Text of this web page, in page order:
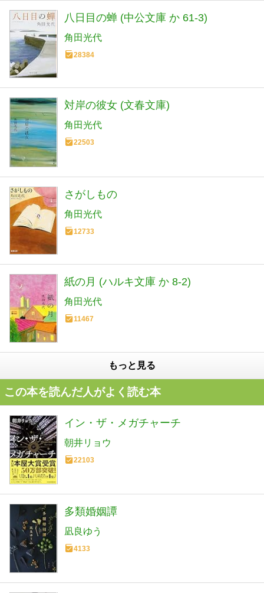
八日目の蝉 (中公文庫 か 61-3)
角田光代
28384
対岸の彼女 (文春文庫)
角田光代
22503
さがしもの
角田光代
12733
紙の月 (ハルキ文庫 か 8-2)
角田光代
11467
もっと見る
この本を読んだ人がよく読む本
イン・ザ・メガチャーチ
朝井リョウ
22103
多類婚姻譚
凪良ゆう
4133